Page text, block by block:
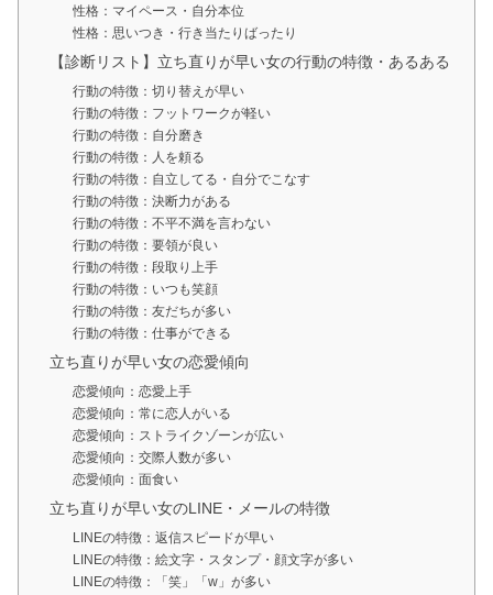
性格：マイペース・自分本位
性格：思いつき・行き当たりばったり
【診断リスト】立ち直りが早い女の行動の特徴・あるある
行動の特徴：切り替えが早い
行動の特徴：フットワークが軽い
行動の特徴：自分磨き
行動の特徴：人を頼る
行動の特徴：自立してる・自分でこなす
行動の特徴：決断力がある
行動の特徴：不平不満を言わない
行動の特徴：要領が良い
行動の特徴：段取り上手
行動の特徴：いつも笑顔
行動の特徴：友だちが多い
行動の特徴：仕事ができる
立ち直りが早い女の恋愛傾向
恋愛傾向：恋愛上手
恋愛傾向：常に恋人がいる
恋愛傾向：ストライクゾーンが広い
恋愛傾向：交際人数が多い
恋愛傾向：面食い
立ち直りが早い女のLINE・メールの特徴
LINEの特徴：返信スピードが早い
LINEの特徴：絵文字・スタンプ・顔文字が多い
LINEの特徴：「笑」「w」が多い